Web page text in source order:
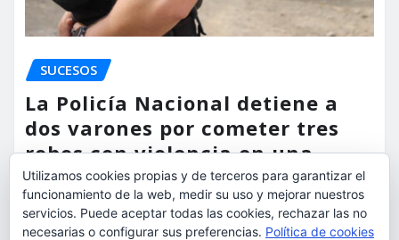
SUCESOS
La Policía Nacional detiene a
dos varones por cometer tres
robos con violencia en una
misma mañana
torrent al dia Ago 7, 2026
Utilizamos cookies propias y de terceros para garantizar el
funcionamiento de la web, medir su uso y mejorar nuestros
servicios. Puede aceptar todas las cookies, rechazar las no
necesarias o configurar sus preferencias. Política de cookies